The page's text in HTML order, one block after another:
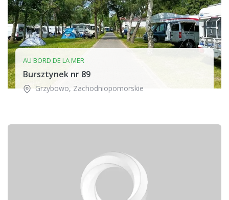
AU BORD DE LA MER
Bursztynek nr 89
Grzybowo, Zachodniopomorskie